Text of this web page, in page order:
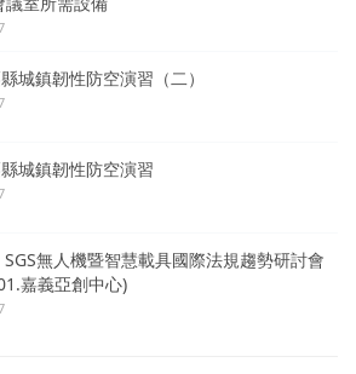
城鎮韌性防空演習（二）
城鎮韌性防空演習
無人機暨智慧載具國際法規趨勢研討會
嘉義亞創中心)